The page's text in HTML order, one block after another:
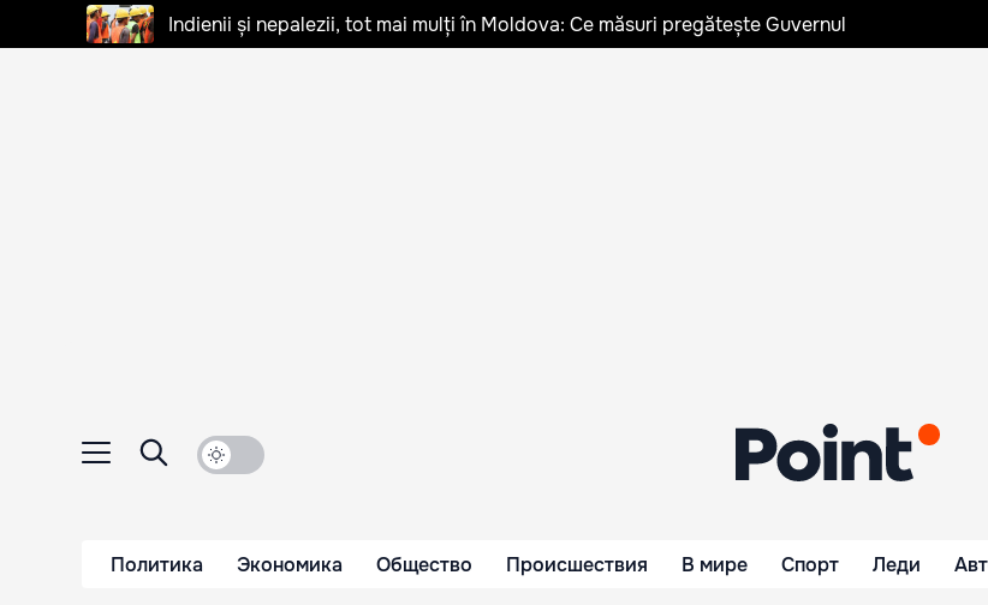
Indienii și nepalezii, tot mai mulți în Moldova: Ce măsuri pregătește Guvernul
Политика Экономика Общество Происшествия В мире Спорт Леди